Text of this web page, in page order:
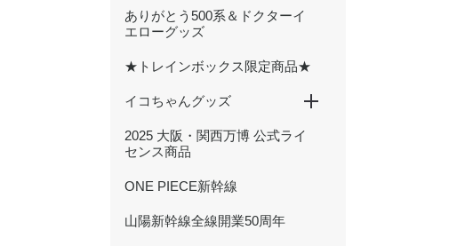
ありがとう500系＆ドクターイ
エローグッズ
★トレインボックス限定商品★
イコちゃんグッズ
ICOCA20周年記念グッズ
ぬいぐるみ
文具
ハンカチ・タオル
キーホルダー・アクセサリー
雑貨・日用品
バッグ・ポーチ
2025 大阪・関西万博 公式ライ
センス商品
ONE PIECE新幹線
山陽新幹線全線開業50周年